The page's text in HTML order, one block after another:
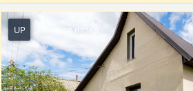
UP 15 часов назад